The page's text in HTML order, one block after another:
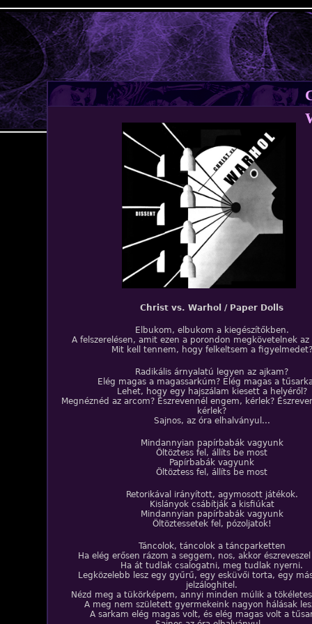
Jump to navigation
Christ vs. Warhol / Paper Dolls
Elbukom, elbukom a kiegészítőkben.
A felszerelésen, amit ezen a porondon megkövetelnek
Mit kell tennem, hogy felkeltsem a figyelmedet?
Radikális árnyalatú legyen az ajkam?
Elég magas a magassarkúm? Elég magas a
Lehet, hogy egy hajszálam kiesett a helyéről?
Megnéznéd az arcom? Észrevennél engem, kérlek?
kérlek?
Sajnos, az óra elhalványul...
Mindannyian papírbabák vagyunk
Öltöztess fel, állíts be most
Papírbabák vagyunk
Öltöztess fel, állíts be most
Retorikával irányított, agymosott játékok.
Kislányok csábítják a kisfiúkat
Mindannyian papírbabák vagyunk
Öltöztessetek fel, pózoljatok!
Táncolok, táncolok a táncparketten
Ha elég erősen rázom a seggem, nos, akkor
Ha át tudlak csalogatni, meg tudlak nyerni.
Legközelebb lesz egy gyűrű, egy esküvői torta, egy
jelzáloghitel.
Nézd meg a tükörképem, annyi minden múlik a
A meg nem született gyermekeink nagyon hálásak
A sarkam elég magas volt, és elég magas volt a